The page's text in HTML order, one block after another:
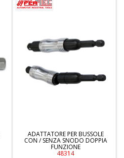
ADATTATORE PER BUSSOLE
CON / SENZA SNODO DOPPIA
FUNZIONE
48314